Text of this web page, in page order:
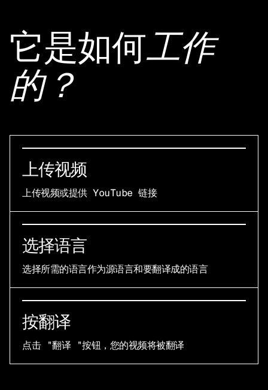
它是如何工作
的？
上传视频
上传视频或提供 YouTube 链接
选择语言
选择所需的语言作为源语言和要翻译成的语言
按翻译
点击 "翻译 "按钮，您的视频将被翻译